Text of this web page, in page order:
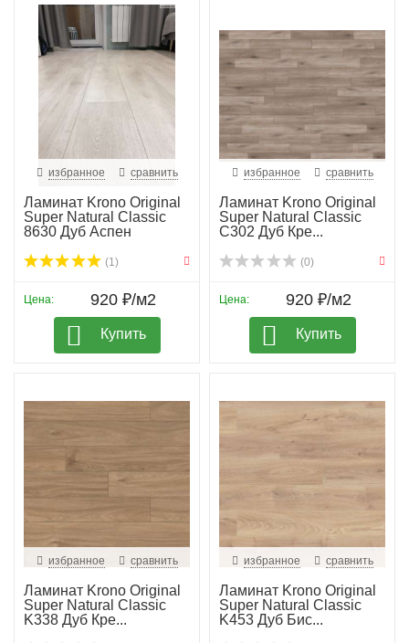
избранное сравнить
Ламинат Krono Original
Super Natural Classic
8630 Дуб Аспен
(1)
Цена: 920 ₽/м2
Купить
избранное сравнить
Ламинат Krono Original
Super Natural Classic
C302 Дуб Кре...
(0)
Цена: 920 ₽/м2
Купить
избранное сравнить
Ламинат Krono Original
Super Natural Classic
K338 Дуб Кре...
избранное сравнить
Ламинат Krono Original
Super Natural Classic
K453 Дуб Бис...